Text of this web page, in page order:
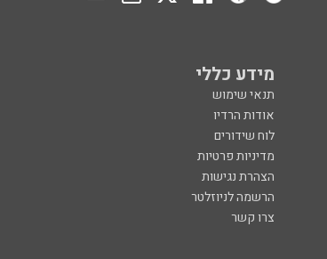
מידע כללי
תנאי שימוש
אודות הרדיו
לוח שידורים
מדיניות פרטיות
הצהרת נגישות
הרשמה לניוזלטר
צרו קשר